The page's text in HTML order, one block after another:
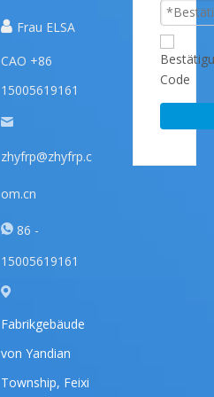
 Frau ELSA
CAO +86
15005619161
zhyfrp@zhyfrp.c
om.cn
86 -
15005619161
Fabrikgebäude
von Yandian
Township, Feixi